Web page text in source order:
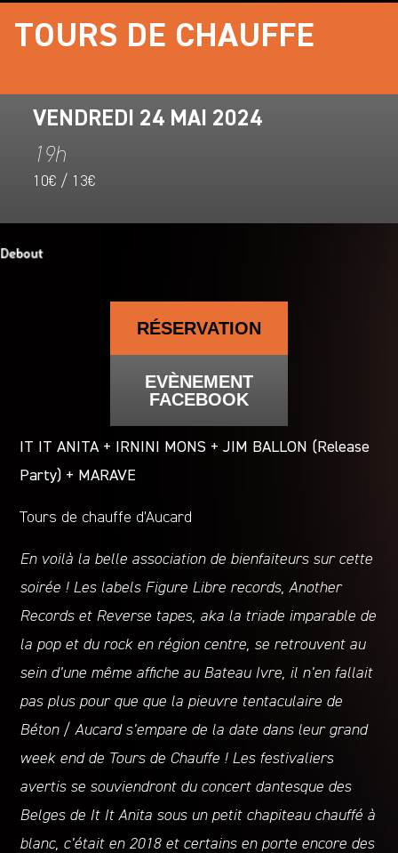
TOURS DE CHAUFFE
VENDREDI 24 MAI 2024
19h
10€ / 13€
RÉSERVATION
EVÈNEMENT
FACEBOOK
IT IT ANITA + IRNINI MONS + JIM BALLON (Release
Party) + MARAVE
Tours de chauffe d’Aucard
En voilà la belle association de bienfaiteurs sur cette
soirée ! Les labels Figure Libre records, Another
Records et Reverse tapes, aka la triade imparable de
la pop et du rock en région centre, se retrouvent au
sein d’une même affiche au Bateau Ivre, il n’en fallait
pas plus pour que que la pieuvre tentaculaire de
Béton / Aucard s’empare de la date dans leur grand
week end de Tours de Chauffe ! Les festivaliers
avertis se souviendront du concert dantesque des
Belges de It It Anita sous un petit chapiteau chauffé à
blanc, c’était en 2018 et certains en porte encore des